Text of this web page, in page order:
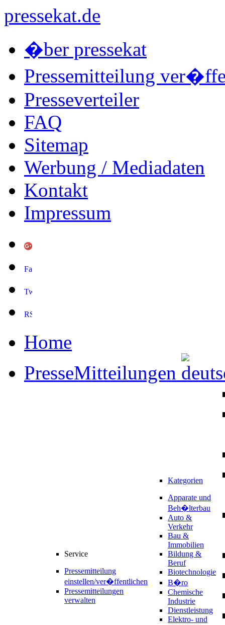
pressekat.de
�ber pressekat
Pressemitteilung
Presseverteiler
FAQ
Sitemap
Werbung / Mediadaten
Kontakt
Impressum
Home
PresseMitteilungen
Service
Pressemitteilung
einstellen/ver�ffentlichen
Pressemitteilungen
verwalten
Kategorien
Apparate und
Beh�lterbau
Auto &
Verkehr
Bau &
Immobilien
Bildung &
Beruf
Biotechnologie
B�ro
Chemische
Industrie
Dienstleistung
Elektro- und